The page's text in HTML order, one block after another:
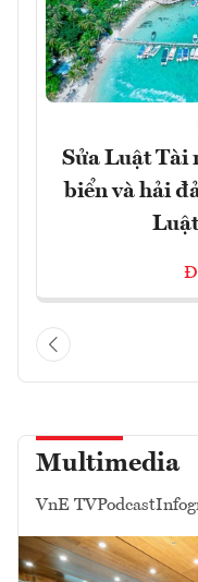
Sửa Luật Tài
biển và hải
Multimedia
VnE TVPodcast